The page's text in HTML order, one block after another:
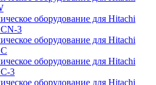
оборудование для Hitachi
3
оборудование для Hitachi
оборудование для Hitachi
3
оборудование для Hitachi